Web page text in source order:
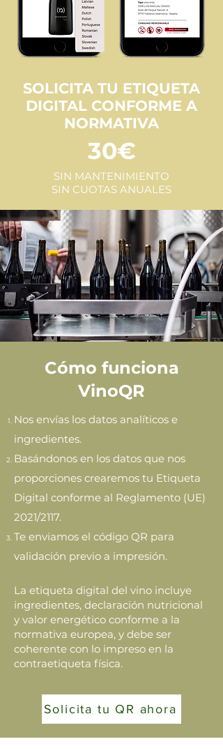
SOLICITA TU ETIQUETA
DIGITAL CONFORME A
NORMATIVA
30€
SIN MANTENIMIENTO
SIN CUOTAS ANUALES
Cómo funciona
VinoQR
Nos envías los datos analíticos e
ingredientes.
Basándonos en los datos que nos
proporciones crearemos tu Etiqueta
Digital conforme al Reglamento (UE)
2021/2117.
Te enviamos el código QR para
validación previo a impresión.
La etiqueta digital del vino incluye
ingredientes, declaración nutricional
y valor energético conforme a la
normativa europea, y debe ser
coherente con lo impreso en la
contraetiqueta física.
Solicita tu QR ahora